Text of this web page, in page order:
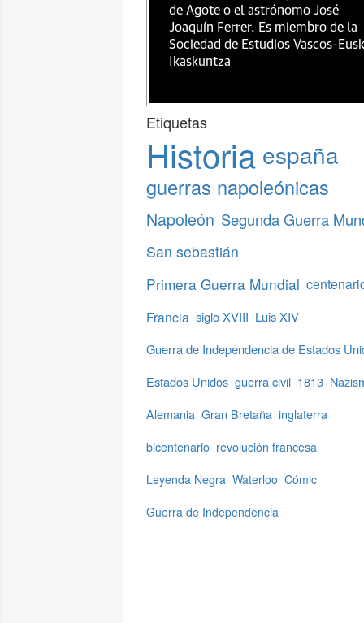
de Agote o el astrónomo José
Joaquín Ferrer. Es miembro de la
Sociedad de Estudios Vascos-
Ikaskuntza
Etiquetas
Historia españa
guerras napoleónicas
Napoleón Segunda Guerra
San sebastián
Primera Guerra Mundial
Francia siglo XVIII Luis XIV
Guerra de Independencia de Estados
Estados Unidos guerra civil 1813
Alemania Gran Bretaña inglaterra
bicentenario revolución francesa
Leyenda Negra Waterloo Cómic
Guerra de Independencia